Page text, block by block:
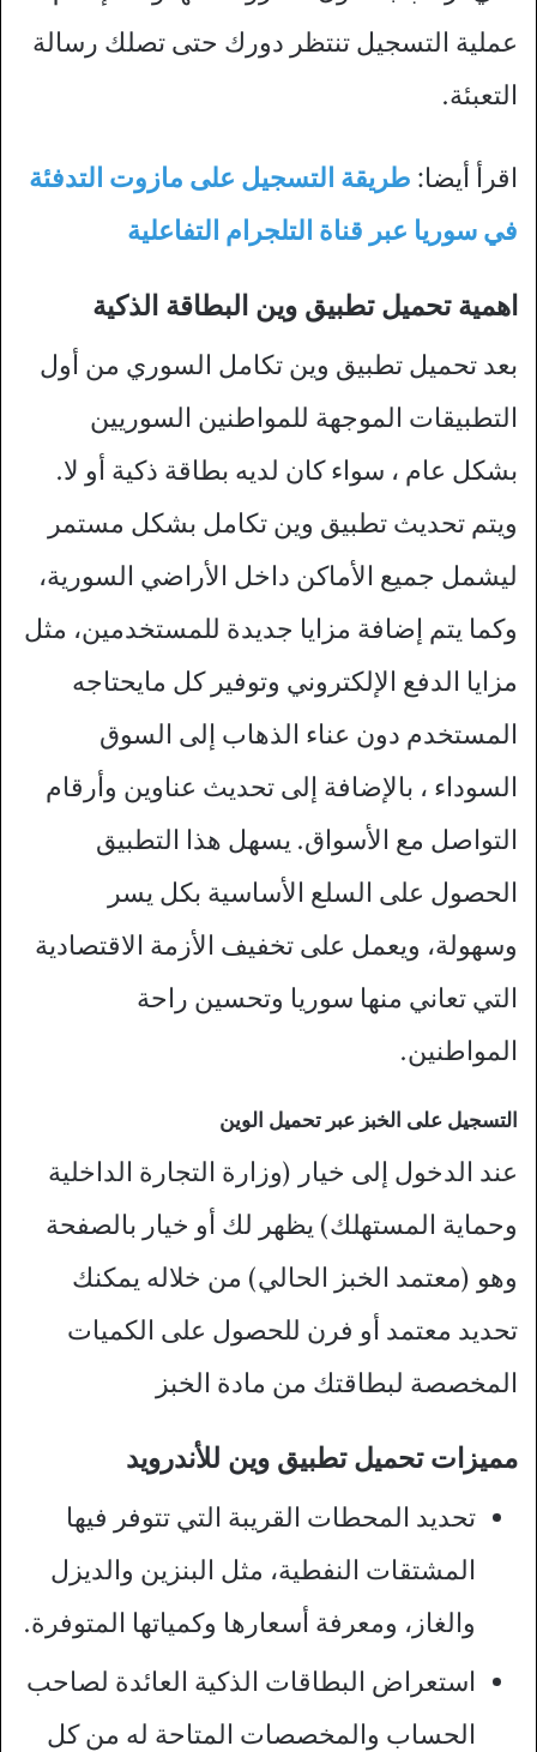
عملية التسجيل تنتظر دورك حتى تصلك رسالة
التعبئة.
اقرأ أيضا: طريقة التسجيل على مازوت التدفئة
في سوريا عبر قناة التلجرام التفاعلية
اهمية تحميل تطبيق وين البطاقة الذكية
بعد تحميل تطبيق وين تكامل السوري من أول
التطبيقات الموجهة للمواطنين السوريين
بشكل عام ، سواء كان لديه بطاقة ذكية أو لا.
ويتم تحديث تطبيق وين تكامل بشكل مستمر
ليشمل جميع الأماكن داخل الأراضي السورية،
وكما يتم إضافة مزايا جديدة للمستخدمين، مثل
مزايا الدفع الإلكتروني وتوفير كل مايحتاجه
المستخدم دون عناء الذهاب إلى السوق
السوداء ، بالإضافة إلى تحديث عناوين وأرقام
التواصل مع الأسواق. يسهل هذا التطبيق
الحصول على السلع الأساسية بكل يسر
وسهولة، ويعمل على تخفيف الأزمة الاقتصادية
التي تعاني منها سوريا وتحسين راحة
المواطنين.
التسجيل على الخبز عبر تحميل الوين
عند الدخول إلى خيار (وزارة التجارة الداخلية
وحماية المستهلك) يظهر لك أو خيار بالصفحة
وهو (معتمد الخبز الحالي) من خلاله يمكنك
تحديد معتمد أو فرن للحصول على الكميات
المخصصة لبطاقتك من مادة الخبز
مميزات تحميل تطبيق وين للأندرويد
تحديد المحطات القريبة التي تتوفر فيها
المشتقات النفطية، مثل البنزين والديزل
والغاز، ومعرفة أسعارها وكمياتها المتوفرة.
استعراض البطاقات الذكية العائدة لصاحب
الحساب والمخصصات المتاحة له من كل